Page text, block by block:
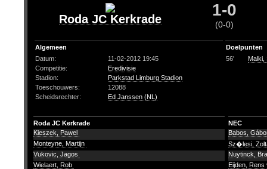
Roda JC Kerkrade 1-0
(0-0)
Algemeen
Datum:
11-02-2012 19:45
Competitie:
Eredivisie
Stadion:
Parkstad Limburg Stadion
Toeschouwers:
12088
Scheidsrechter:
Ed Janssen (NL)
Doelpunten
56'
Malki,
Roda JC Kerkrade
NEC
Kieszek, Pawel
Monteyne, Martijn
Vukovic, Jagos
Wielaert, Rob
Babos,
Sz�lesi,
Nuytinck,
Eijden, Rens